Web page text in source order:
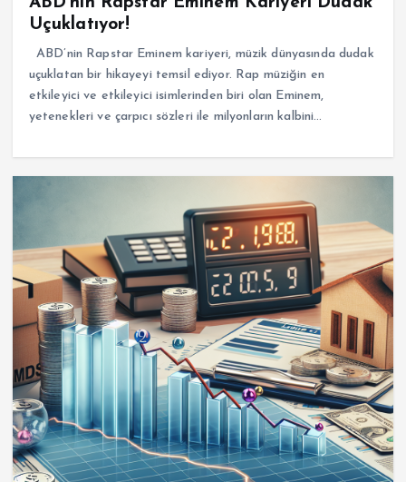
Uçuklatıyor!
ABD’nin Rapstar Eminem kariyeri, müzik dünyasında dudak
uçuklatan bir hikayeyi temsil ediyor. Rap müziğin en
etkileyici ve etkileyici isimlerinden biri olan Eminem,
yetenekleri ve çarpıcı sözleri ile milyonların kalbini…